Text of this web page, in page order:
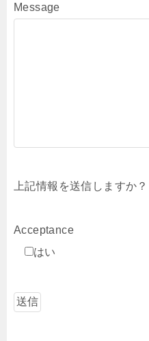
Message
上記情報を送信しますか？
Acceptance
はい